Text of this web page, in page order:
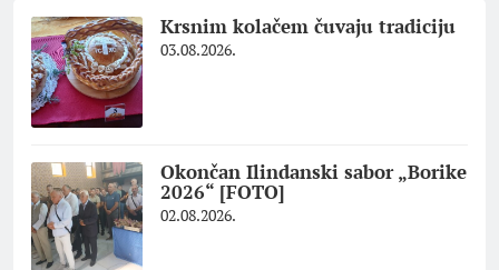
Krsnim kolačem čuvaju tradiciju
03.08.2026.
Okončan Ilindanski sabor „Borike
2026“ [FOTO]
02.08.2026.